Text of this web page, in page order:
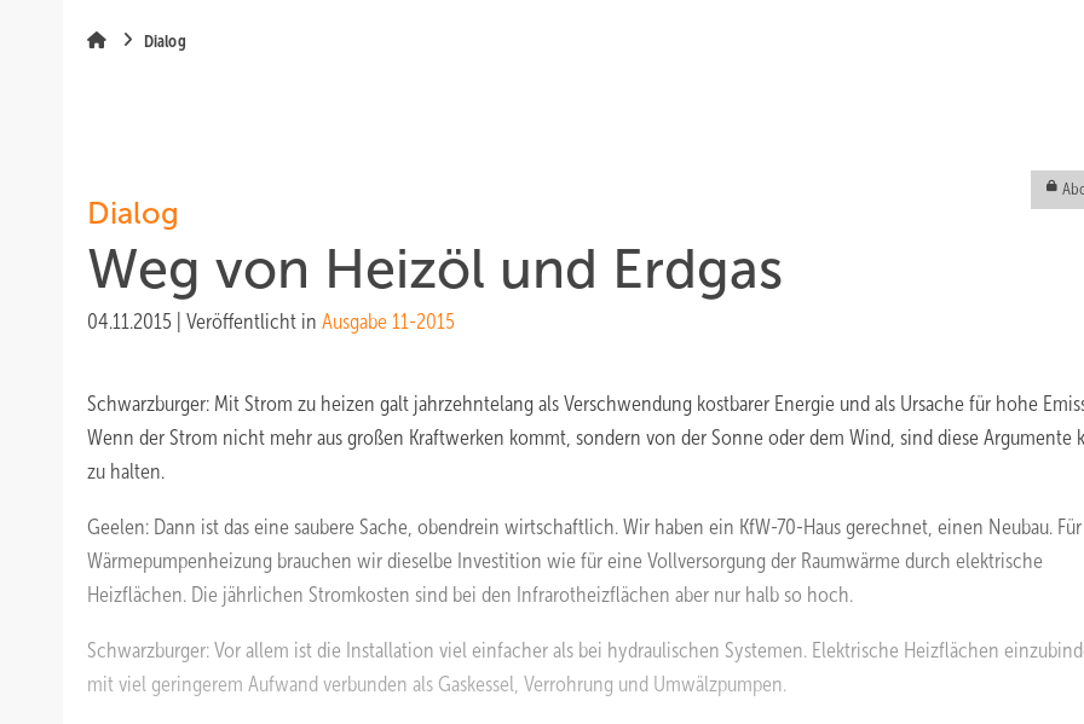
Dialog
Dialog
Weg von Heizöl und Erdgas
04.11.2015 Veröffentlicht in Ausgabe 11-2015
Schwarzburger: Mit Strom zu heizen galt jahrzehntelang als Verschwendung kostbarer Energie und als Ursache für hohe
Wenn der Strom nicht mehr aus großen Kraftwerken kommt, sondern von der Sonne oder dem Wind, sind diese Argumente
zu halten.
Geelen: Dann ist das eine saubere Sache, obendrein wirtschaftlich. Wir haben ein KfW-70-Haus gerechnet, einen Neubau.
Wärmepumpenheizung brauchen wir dieselbe Investition wie für eine Vollversorgung der Raumwärme durch elektrische
Heizflächen. Die jährlichen Stromkosten sind bei den Infrarotheizflächen aber nur halb so hoch.
Schwarzburger: Vor allem ist die Installation viel einfacher als bei hydraulischen Systemen. Elektrische Heizflächen
mit viel geringerem Aufwand verbunden als Gaskessel, Verrohrung und Umwälzpumpen.